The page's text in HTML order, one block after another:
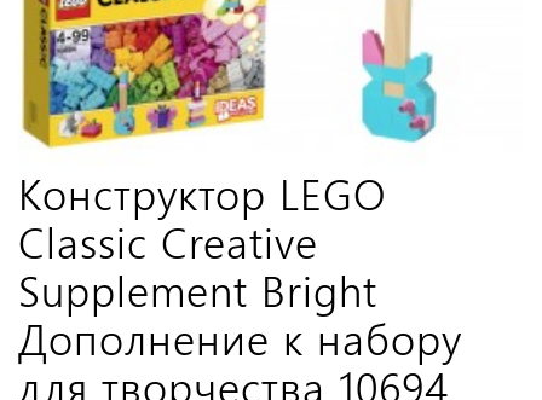
Конструктор LEGO
Classic Creative
Supplement Bright
Дополнение к набору
для творчества 10694